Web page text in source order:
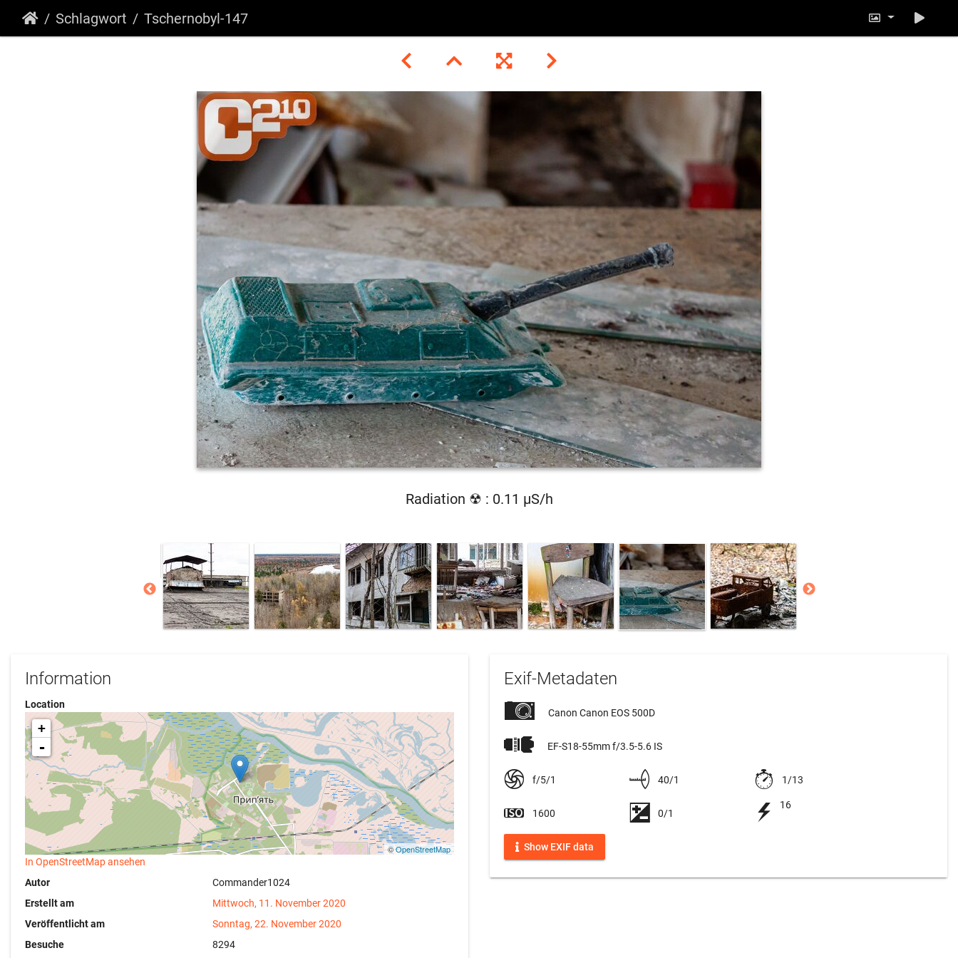
Schlagwort Tschernobyl-147
Radiation ☢ : 0.11 µS/h
Information
Location
+
-
©OpenStreetMap
In OpenStreetMap ansehen
Autor
Commander1024
Erstellt am
Mittwoch, 11. November 2020
Veröffentlicht am
Sonntag, 22. November 2020
Besuche
8294
Exif-Metadaten
Canon Canon EOS 500D
EF-S18-55mm f/3.5-5.6 IS
f/5/1 40/1 1/13
1600 0/1
16
Show EXIF data